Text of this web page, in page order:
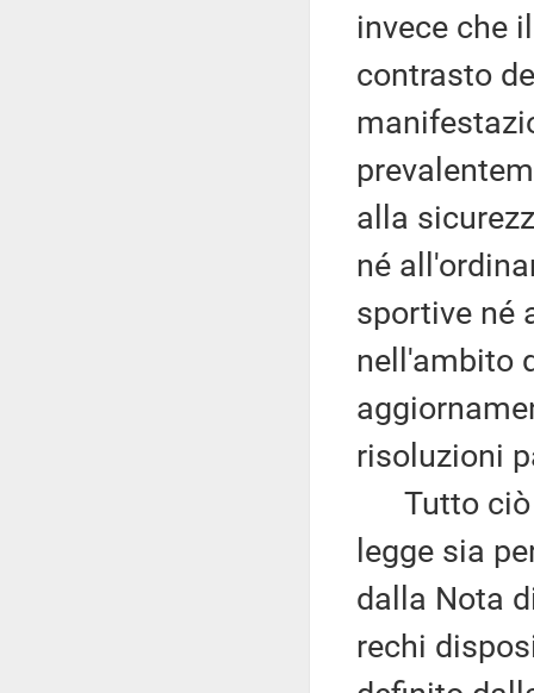
invece che
contrasto
alla
né
sportive né
nell'ambito
risoluzioni
Tutto ciò
legge sia
dalla Nota
rechi